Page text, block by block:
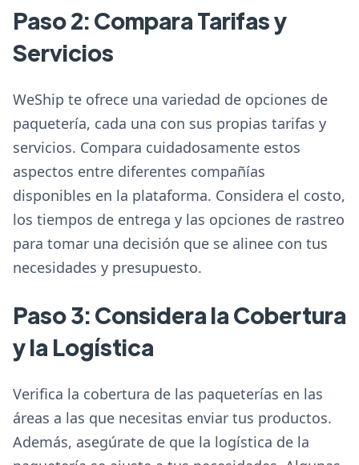
Paso 2: Compara Tarifas y
Servicios
WeShip te ofrece una variedad de opciones de
paquetería, cada una con sus propias tarifas y
servicios. Compara cuidadosamente estos
aspectos entre diferentes compañías
disponibles en la plataforma. Considera el costo,
los tiempos de entrega y las opciones de rastreo
para tomar una decisión que se alinee con tus
necesidades y presupuesto.
Paso 3: Considera la Cobertura
y la Logística
Verifica la cobertura de las paqueterías en las
áreas a las que necesitas enviar tus productos.
Además, asegúrate de que la logística de la